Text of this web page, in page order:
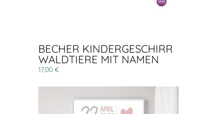
BECHER KINDERGESCHIRR
WALDTIERE MIT NAMEN
17,00 €